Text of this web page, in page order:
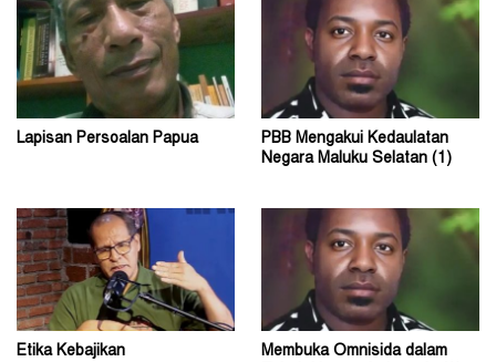
Lapisan Persoalan Papua
PBB Mengakui Kedaulatan
Negara Maluku Selatan (1)
Etika Kebajikan
Membuka Omnisida dalam